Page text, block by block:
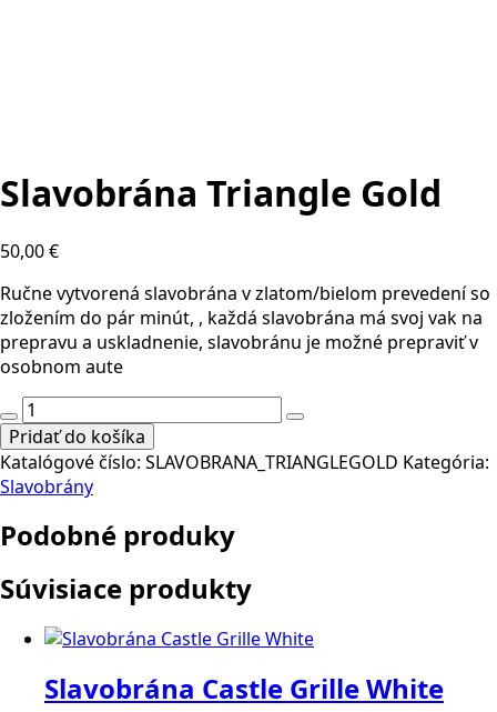
Slavobrána Triangle Gold
50,00€
Ručne vytvorená slavobrána v zlatom/bielom prevedení so
zložením do pár minút, , každá slavobrána má svoj vak na
prepravu a uskladnenie, slavobránu je možné prepraviť v
osobnom aute
množstvo
Slavobrána
Triangle
Gold
Pridať do košíka
Katalógové číslo: SLAVOBRANA_TRIANGLEGOLD Kategória:
Slavobrány
Podobné produky
Súvisiace produkty
Slavobrána Castle Grille White